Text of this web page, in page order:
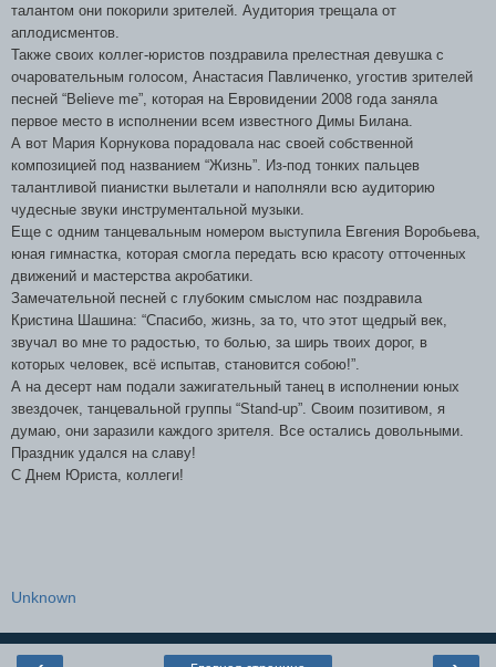
талантом они покорили зрителей. Аудитория трещала от
аплодисментов.
Также своих коллег-юристов поздравила прелестная девушка с
очаровательным голосом, Анастасия Павличенко, угостив зрителей
песней “Believe me”, которая на Евровидении 2008 года заняла
первое место в исполнении всем известного Димы Билана.
А вот Мария Корнукова порадовала нас своей собственной
композицией под названием “Жизнь”. Из-под тонких пальцев
талантливой пианистки вылетали и наполняли всю аудиторию
чудесные звуки инструментальной музыки.
Еще с одним танцевальным номером выступила Евгения Воробьева,
юная гимнастка, которая смогла передать всю красоту отточенных
движений и мастерства акробатики.
Замечательной песней с глубоким смыслом нас поздравила
Кристина Шашина: “Спасибо, жизнь, за то, что этот щедрый век,
звучал во мне то радостью, то болью, за ширь твоих дорог, в
которых человек, всё испытав, становится собою!”.
А на десерт нам подали зажигательный танец в исполнении юных
звездочек, танцевальной группы “Stand-up”. Своим позитивом, я
думаю, они заразили каждого зрителя. Все остались довольными.
Праздник удался на славу!
С Днем Юриста, коллеги!
Unknown